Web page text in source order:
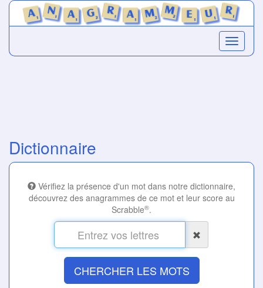
Dictionnaire
Vérifiez la présence d'un mot dans notre dictionnaire,
découvrez des anagrammes de ce mot et leur score au
Scrabble®.
CHERCHER LES MOTS